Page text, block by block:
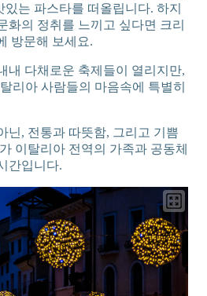
는 파스타를 떠올립니다. 하지
화의 정취를 느끼고 싶다면 크리
방문해 보세요.
내 다채로운 축제들이 열리지만,
리아 사람들의 마음속에 특별히
닌, 전통과 따뜻함, 그리고 기쁨
이탈리아 전역의 가족과 공동체
간입니다.